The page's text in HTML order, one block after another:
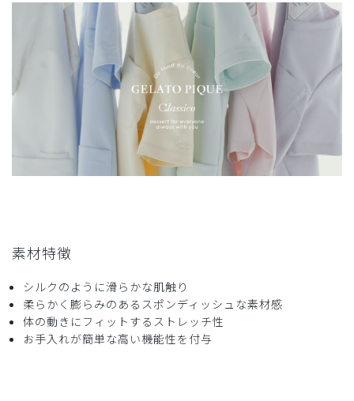
スクラブトップスとお揃いで、おしゃれな上に履きやすく、
スタッフからも患者さんからも好評です。
625ジェラート ピケ&クラシコ 白衣:スリムパン
ツ/ディープネイビー/EL
役に立った
2026-04-15
サイズ感
厚さとても薄い
はき心地がいいので、追加で購入しました。
生地もしっかりしているので、毎日履いてもいたみが少ない
です。
素材特徴
シルクのように滑らかな肌触り
柔らかく膨らみのあるスポンディッシュな素材感
体の動きにフィットするストレッチ性
お手入れが簡単な高い機能性を付与